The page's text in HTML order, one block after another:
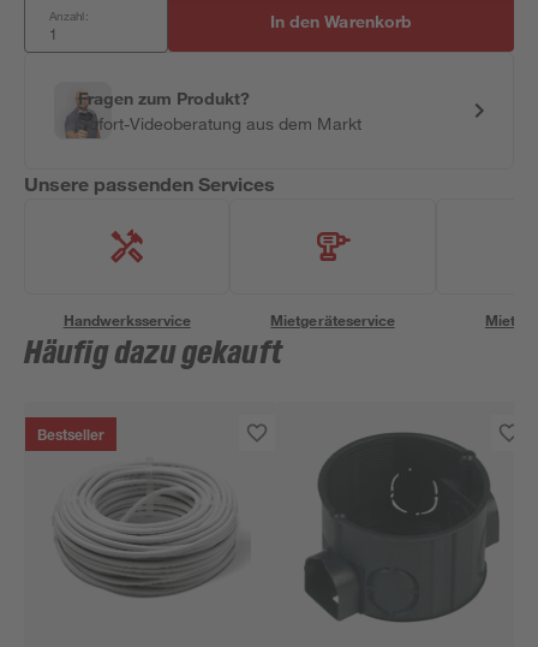
Anzahl: In den Warenkorb
Fragen zum Produkt?
Sofort-Videoberatung aus dem Markt
Unsere passenden Services
Handwerksservice Mietgeräteservice
Häufig dazu gekauft
Bestseller